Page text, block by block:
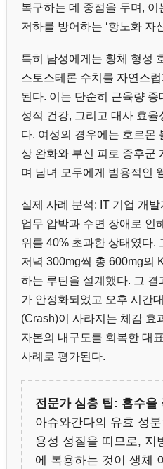
복구하는 데 중점을 두며,
저하를 방어하는 ‘항노화 자
특히 남성에게는 황체 형성
스토스테론 수치를 자연스
된다. 이는 단순히 근육량
성적 건강, 그리고 대사 효
다. 여성의 경우에는 호르몬
상 완화와 부신 피로 증후군
며 남녀 모두에게 범용적인
실제 사례 분석: IT 기업 개
업무 압박과 수면 장애로 인
위를 40% 초과한 상태였다.
저녁 300mg씩 총 600mg의
하는 루틴을 설계했다. 그 결
가 안정화되었고 오후 시간
(Crash)이 사라지는 체감 효
자본의 내구도를 회복한 대
사례로 평가된다.
전문가 심층 팁: 흡수율
아슈와간다의 유효 성
용성 성질을 띠므로, 지
에 복용하는 것이 생체